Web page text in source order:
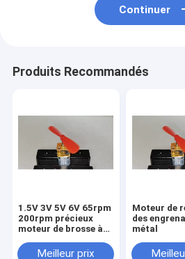
Continuer
Produits Recommandés
1.5V 3V 5V 6V 65rpm
200rpm précieux
moteur de brosse à
N20
Meilleur prix
Moteur de
des
métal